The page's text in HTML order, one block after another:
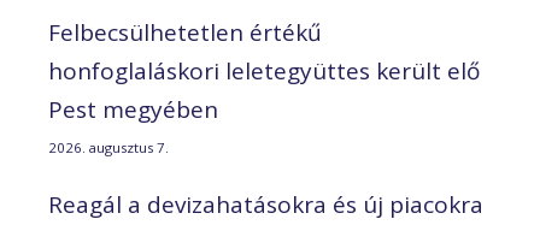
Felbecsülhetetlen értékű
honfoglaláskori leletegyüttes került elő
Pest megyében
2026. augusztus 7.
Reagál a devizahatásokra és új piacokra